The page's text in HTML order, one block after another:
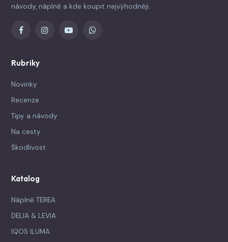
návody, náplně a kde koupit nejvýhodněji.
Rubriky
Novinky
Recenze
Tipy a návody
Na cesty
Škodlivost
Katalog
Náplně TEREA
DELIA & LEVIA
IQOS ILUMA